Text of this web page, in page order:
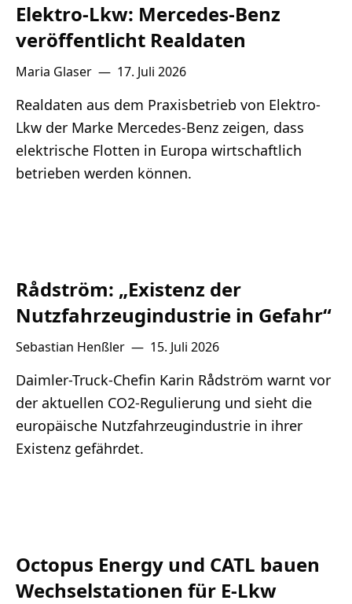
Elektro-Lkw: Mercedes-Benz
veröffentlicht Realdaten
Maria Glaser — 17. Juli 2026
Realdaten aus dem Praxisbetrieb von Elektro-
Lkw der Marke Mercedes-Benz zeigen, dass
elektrische Flotten in Europa wirtschaftlich
betrieben werden können.
Rådström: „Existenz der
Nutzfahrzeugindustrie in Gefahr“
Sebastian Henßler — 15. Juli 2026
Daimler-Truck-Chefin Karin Rådström warnt vor
der aktuellen CO2-Regulierung und sieht die
europäische Nutzfahrzeugindustrie in ihrer
Existenz gefährdet.
Octopus Energy und CATL bauen
Wechselstationen für E-Lkw